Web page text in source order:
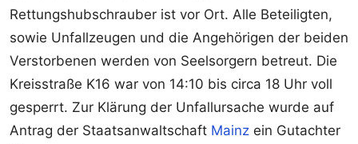
Rettungshubschrauber ist vor Ort. Alle Beteiligten,
sowie Unfallzeugen und die Angehörigen der beiden
Verstorbenen werden von Seelsorgern betreut. Die
Kreisstraße K16 war von 14:10 bis circa 18 Uhr voll
gesperrt. Zur Klärung der Unfallursache wurde auf
Antrag der Staatsanwaltschaft Mainz ein Gutachter